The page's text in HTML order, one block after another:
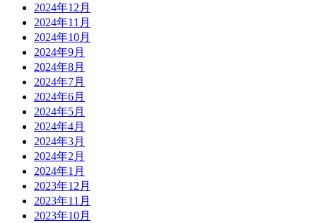
2024年12月
2024年11月
2024年10月
2024年9月
2024年8月
2024年7月
2024年6月
2024年5月
2024年4月
2024年3月
2024年2月
2024年1月
2023年12月
2023年11月
2023年10月